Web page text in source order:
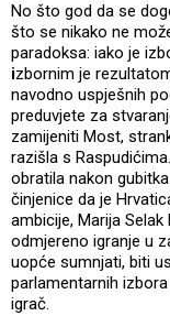
No što god da se
što se nikako ne
paradoksa: iako je
izbornim je
navodno uspješnih
preduvjete za
zamijeniti Most,
razišla s
obratila nakon
činjenice da je
ambicije, Marija
odmjereno igranje u
uopće sumnjati, biti
parlamentarnih
igrač.